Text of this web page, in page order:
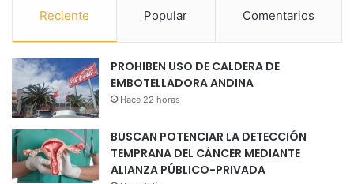
Reciente Popular Comentarios
PROHIBEN USO DE CALDERA DE
EMBOTELLADORA ANDINA
Hace 22 horas
BUSCAN POTENCIAR LA DETECCIÓN
TEMPRANA DEL CÁNCER MEDIANTE
ALIANZA PÚBLICO-PRIVADA